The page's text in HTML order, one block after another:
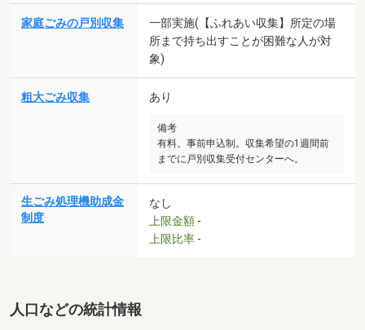
家庭ごみの戸別収集
一部実施(【ふれあい収集】所定の場
所まで持ち出すことが困難な人が対
象)
粗大ごみ収集 あり
備考
有料。事前申込制。収集希望の1週間前
までに戸別収集受付センターへ。
生ごみ処理機助成金
制度
なし
上限金額 -
上限比率 -
人口などの統計情報